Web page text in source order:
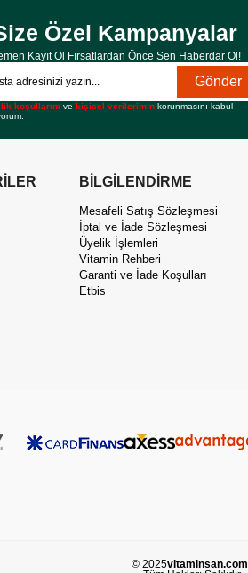
Özel Kampanyalar
Kayıt Ol Fırsatlardan Önce Sen Haberdar Ol!
Gönder
koşullarını vekişisel verilerimin korunmasını kabul
BİLGİLENDİRME
Mesafeli Satış Sözleşmesi
İptal ve İade Sözleşmesi
Üyelik İşlemleri
Vitamin Rehberi
Garanti ve İade Koşulları
Etbis
© 2025vitaminsan.com